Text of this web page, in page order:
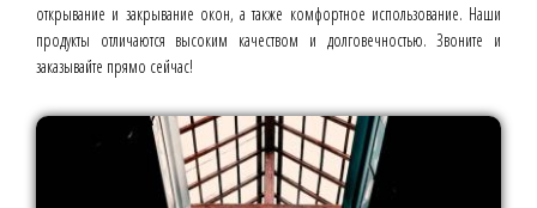
открывание и закрывание окон, а также комфортное использование. Наши
продукты отличаются высоким качеством и долговечностью. Звоните и
заказывайте прямо сейчас!